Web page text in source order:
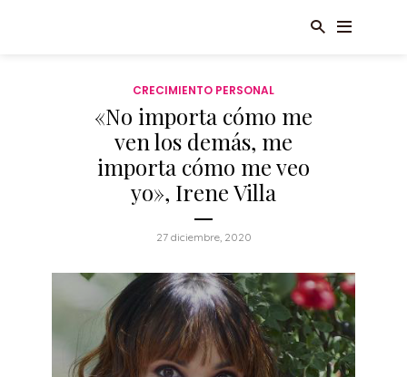
CRECIMIENTO PERSONAL
«No importa cómo me
ven los demás, me
importa cómo me veo
yo», Irene Villa
27 diciembre, 2020